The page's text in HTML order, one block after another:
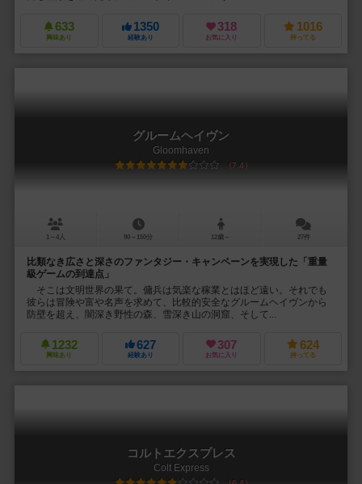
633
興味あり
1350
経験あり
318
お気に入り
1016
持ってる
グルームヘイヴン
Gloomhaven
7.4
1～4人 90～150分 12歳～ 27件
比類なき広さと深さのファンタジー・キャンペーンを実現した「重量
級ゲームの到達点」
そこは文明世界の果て。傭兵は気楽な稼業とはほど遠い。それでも
彼らは冒険や富や名声を求めて、比較的安全なグルームヘイヴンから
防壁を超え、闇深き野性の森、雪深き山の洞窟、そして...
1232
興味あり
627
経験あり
307
お気に入り
624
持ってる
コルトエクスプレス
Colt Express